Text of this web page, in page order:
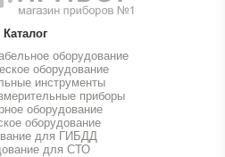
Каталог
оборудование
оборудование
инструменты
приборы
оборудование
оборудование
для ГИБДД
для СТО